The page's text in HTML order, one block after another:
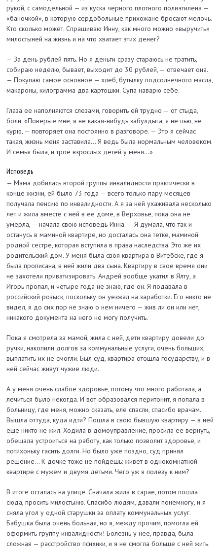
рукой, с самодельной — из куска черного плотного полиэтилена —
«баночкой», в которую сердобольные прихожане бросают мелочь.
Кто сколько может. Спрашиваю Инну, как много можно «выручить»
милостыней на жизнь и на что хватает этих денег?
— За день рублей пять. Но я деньги сразу стараюсь не тратить,
собираю неделю, бывает, выходит до 30 рублей, — отвечает она.
— Покупаю самое основное — хлеб, бутылку подсолнечного масла,
макароны, килограмма два картошки. Супа наварю себе.
Глаза ее наполняются слезами, говорить ей трудно — от стыда,
боли. «Поверьте мне, я не какая-нибудь забулдыга, я не пью, не
курю, — повторяет она постоянно в разговоре. — Это я сейчас
такая, жизнь меня заставила... Я ведь была нормальным человеком.
И семья была, и трое взрослых детей у меня...»
Исповедь
— Мама добилась второй группы инвалидности практически в
конце жизни, ей было 73 года — всего только пару месяцев
получала пенсию по инвалидности. А я за ней ухаживала несколько
лет и жила вместе с ней в ее доме, в Верховье, пока она не
умерла, — начала свою исповедь Инна. — Я думала, что так и
останусь в маминой квартире, но досталась она тетке, маминой
родной сестре, которая вступила в права наследства. Это же их
родительский дом. У меня была своя квартира в Витебске, где я
была прописана, в ней жили два сына. Квартиру в свое время они
не захотели приватизировать. Андрей вообще укатил в Ялту, а
Игорь пропал, и четыре года не знаю, где он. Я подавала в
российский розыск, поскольку он уезжал на заработки. Его никто не
видел, я до сих пор не знаю о нем ничего — жив ли он или нет,
никакого документа на него не могу получить.
Пока я смотрела за мамой, жила с ней, дети квартиру довели до
ручки, накопили долгов за коммунальные услуги, очень больших,
выплатить их не смогли. Был суд, квартира отошла государству, и в
ней сейчас живут чужие люди.
А у меня очень слабое здоровье, потому что много работала, а
лечиться было некогда. И вот образовался перитонит, я попала в
больницу, где меня, можно сказать, еле спасли, спасибо врачам.
Вышла оттуда, куда идти? Пошла в свою бывшую квартиру — в ней
еще никто не жил. Ходила в домоуправление, просила ее вернуть,
обещала устроиться на работу, как только позволит здоровье, и
потихоньку гасить долги. Но было уже поздно, суд принял
решение... К дочке тоже не пойдешь: живет в однокомнатной
квартире с мужем и двумя детьми. Чего уж я полезу к ним?
В итоге осталась на улице. Сначала жила в сарае, потом пошла
сюда, просить милостыню. Спасибо людям, давали понемногу, и я
сняла угол у одной старушки за оплату коммунальных услуг.
Бабушка была очень больная, но я, между прочим, помогла ей
оформить группу инвалидности! Болезнь у нее, правда, была
сложная — расстройство психики, и я не смогла больше с ней жить.